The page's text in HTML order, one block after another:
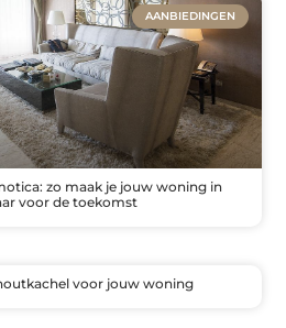
AANBIEDINGEN
zo maak je jouw woning in
voor de toekomst
voor jouw woning